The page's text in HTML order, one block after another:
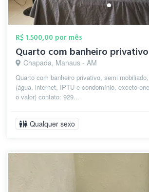
R$ 1.500,00 por mês
Chapada, Manaus - AM
Quarto com banheiro privativo, semi
(água, internet, IPTU e condomínio, exceto
o valor) contato: 929...
Qualquer sexo